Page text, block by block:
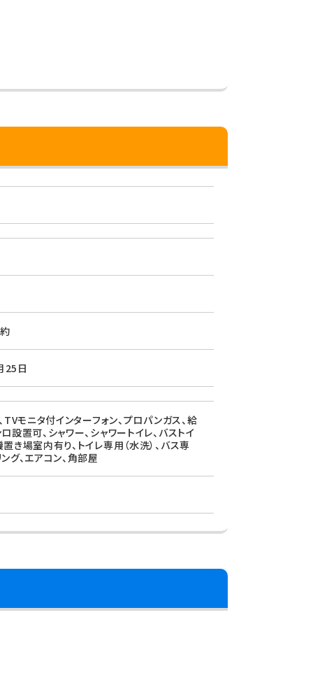
25日
TVモニタ付インターフォン、プロパンガス、給
設置可、シャワー、シャワートイレ、バストイ
き場室内有り、トイレ専用（水洗）、バス専
グ、エアコン、角部屋